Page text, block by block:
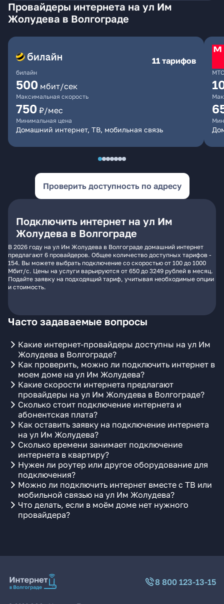
Провайдеры интернета на ул Им
Жолудева в Волгограде
билайн
11 тарифов
500 мбит/сек
Максимальная скорость
750 ₽/мес
Минимальная цена
Домашний интернет, ТВ, мобильная связь
МТС
Проверить доступность по адресу
Подключить интернет на ул Им
Жолудева в Волгограде
В 2026 году на ул Им Жолудева в Волгограде домашний интернет
предлагают 6 провайдеров. Общее количество доступных тарифов -
154. Вы можете выбрать подключение со скоростью от 100 до 1000
Мбит/с. Цены на услуги варьируются от 650 до 3249 рублей в месяц.
Подайте заявку на подходящий тариф, учитывая необходимые опции
и стоимость.
Часто задаваемые вопросы
Какие интернет-провайдеры доступны на ул Им
Жолудева в Волгограде?
Как проверить, можно ли подключить интернет в
моем доме на ул Им Жолудева?
Какие скорости интернета предлагают
провайдеры на ул Им Жолудева в Волгограде?
Сколько стоит подключение интернета и
абонентская плата?
Как оставить заявку на подключение интернета
на ул Им Жолудева?
Сколько времени занимает подключение
интернета в квартиру?
Нужен ли роутер или другое оборудование для
подключения?
Можно ли подключить интернет вместе с ТВ или
мобильной связью на ул Им Жолудева?
Что делать, если в моём доме нет нужного
провайдера?
8 800 123-13-15